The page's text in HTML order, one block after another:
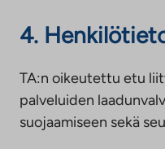
u
l
i
s
v
e
u
l
4.
TA:n oikeutettu etu
palveluiden
suojaamiseen sekä